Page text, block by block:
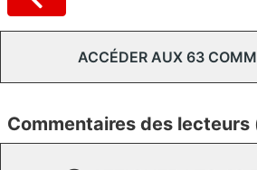
ACCÉDER AUX 63
Commentaires des lecteurs